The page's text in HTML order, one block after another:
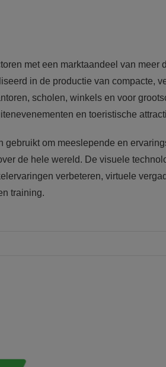
met een marktaandeel van meer
in de productie van compacte,
scholen, winkels en voor
en toeristische
om meeslepende en
de hele wereld. De visuele
verbeteren, virtuele
training.